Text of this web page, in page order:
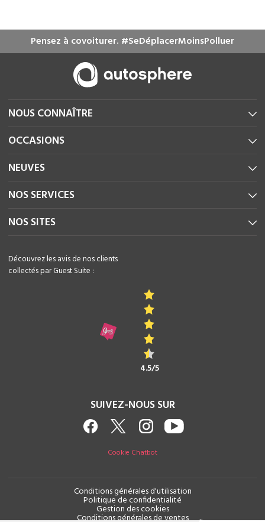
Pensez à covoiturer. #SeDéplacerMoinsPolluer
NOUS CONNAÎTRE
OCCASIONS
NEUVES
NOS SERVICES
NOS SITES
Découvrez les avis de nos clients
collectés par Guest Suite :
4.5/5
SUIVEZ-NOUS SUR
Cookie Chatbot
Conditions générales d'utilisation
Politique de confidentialité
Gestion des cookies
Conditions générales de ventes